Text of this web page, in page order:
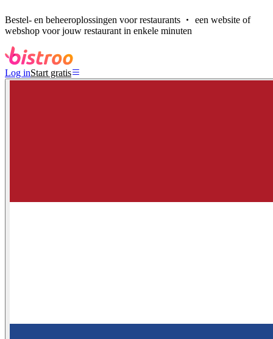
Bestel- en beheeroplossingen voor restaurants
een website of
webshop voor jouw restaurant in enkele minuten
Log inStart gratis